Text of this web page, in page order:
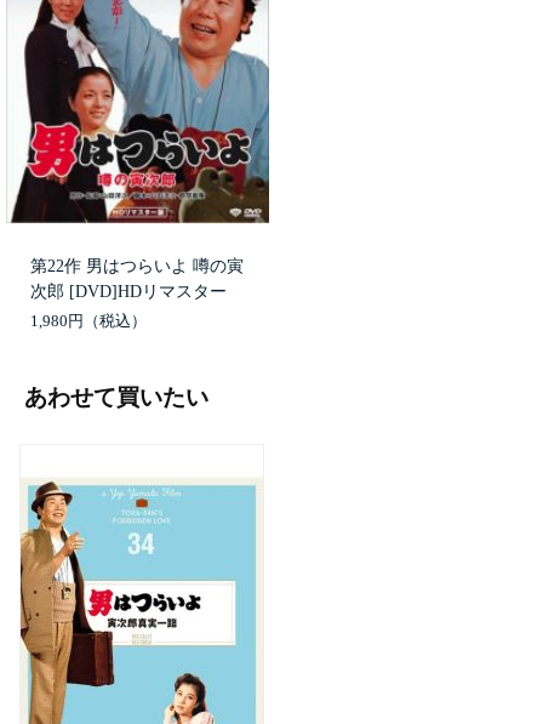
第22作 男はつらいよ 噂の寅
次郎 [DVD]HDリマスター
1,980円
あわせて買いたい